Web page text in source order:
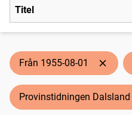
Titel
Från 1955-08-01
Provinstidningen Dalsland